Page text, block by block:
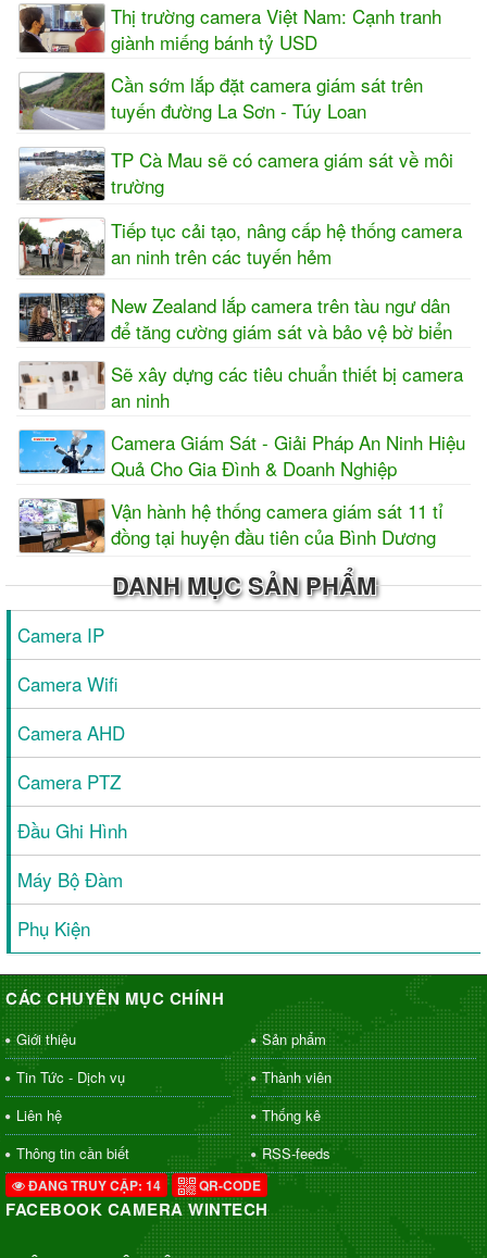
Thị trường camera Việt Nam: Cạnh tranh
giành miếng bánh tỷ USD
Cần sớm lắp đặt camera giám sát trên
tuyến đường La Sơn - Túy Loan
TP Cà Mau sẽ có camera giám sát về môi
trường
Tiếp tục cải tạo, nâng cấp hệ thống camera
an ninh trên các tuyến hẻm
New Zealand lắp camera trên tàu ngư dân
để tăng cường giám sát và bảo vệ bờ biển
Sẽ xây dựng các tiêu chuẩn thiết bị camera
an ninh
Camera Giám Sát - Giải Pháp An Ninh Hiệu
Quả Cho Gia Đình & Doanh Nghiệp
Vận hành hệ thống camera giám sát 11 tỉ
đồng tại huyện đầu tiên của Bình Dương
DANH MỤC SẢN PHẨM
Camera IP
Camera Wifi
Camera AHD
Camera PTZ
Đầu Ghi Hình
Máy Bộ Đàm
Phụ Kiện
CÁC CHUYÊN MỤC CHÍNH
Giới thiệu
Sản phẩm
Tin Tức - Dịch vụ
Thành viên
Liên hệ
Thống kê
Thông tin cần biết
RSS-feeds
ĐANG TRUY CẬP: 14 QR-CODE
FACEBOOK CAMERA WINTECH